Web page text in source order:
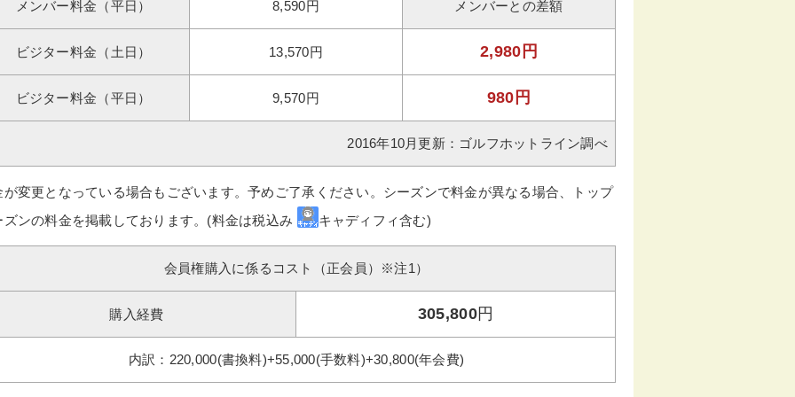
メンバー料金（平日） 8,590円 メンバーとの差額
ビジター料金（土日） 13,570円 2,980円
ビジター料金（平日） 9,570円 980円
2016年10月更新：ゴルフホットライン調べ
が変更となっている場合もございます。予めご了承ください。シーズンで料金が異なる場合、トップ
ズンの料金を掲載しております。(料金は税込み
キャディフィ含む)
会員権購入に係るコスト（正会員）※注1）
購入経費 305,800円
内訳：220,000(書換料)+55,000(手数料)+30,800(年会費)